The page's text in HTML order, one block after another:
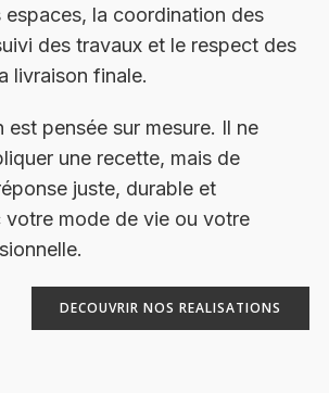
la coordination des
des travaux et le respect des
livraison finale.
est pensée sur mesure. Il ne
une recette, mais de
juste, durable et
votre mode de vie ou votre
DECOUVRIR NOS REALISATIONS